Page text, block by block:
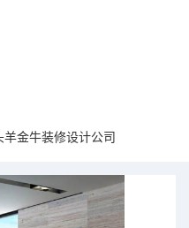
金牛装修设计公司